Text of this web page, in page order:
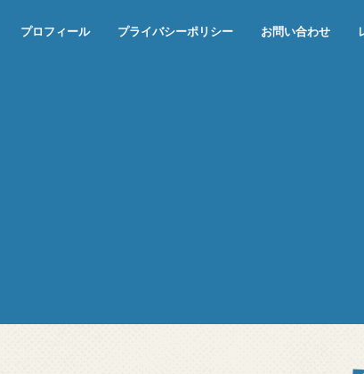
プロフィール プライバシーポリシー お問い合わせ